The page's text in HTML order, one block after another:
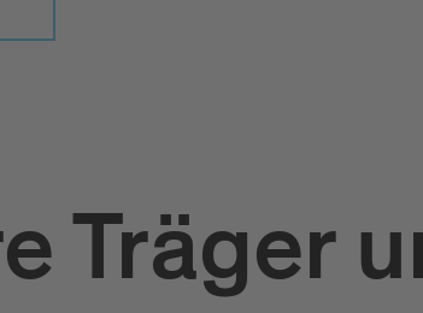
Träger